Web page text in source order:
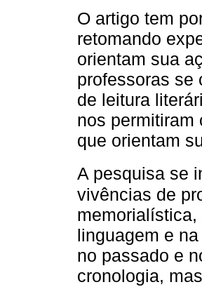
O artigo tem
retomando
orientam sua
professoras se
de leitura
nos permitiram
que orientam
A pesquisa se
vivências de
memorialística,
linguagem e
no passado e
cronologia,